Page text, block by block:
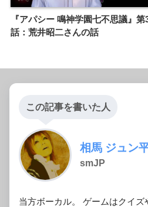
『アパシー 鳴神学園七不思議』第
話：荒井昭二さんの話
この記事を書いた人
相馬 ジュン
smJP
当方ボーカル。 ゲームはクイズ